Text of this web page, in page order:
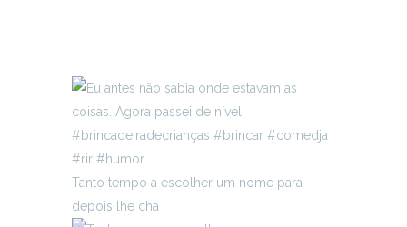
Tanto tempo a escolher um nome para
depois lhe cha